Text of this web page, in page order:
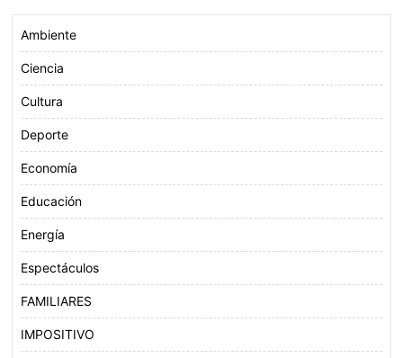
Ambiente
Ciencia
Cultura
Deporte
Economía
Educación
Energía
Espectáculos
FAMILIARES
IMPOSITIVO